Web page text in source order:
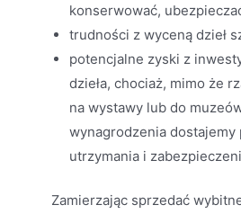
konserwować,
trudności z wyceną dzieł
potencjalne zyski z
dzieła, chociaż, mimo że
na wystawy lub do
wynagrodzenia
utrzymania i
Zamierzając sprzedać